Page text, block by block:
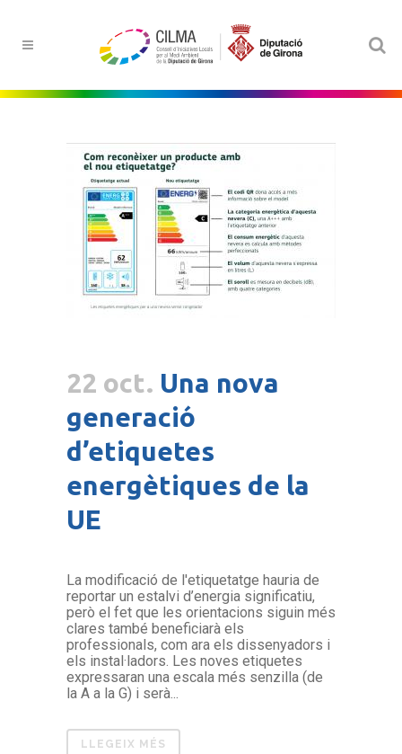
22 oct. Una nova
generació
d’etiquetes
energètiques de la
UE
La modificació de l'etiquetatge hauria de
reportar un estalvi d’energia significatiu,
però el fet que les orientacions siguin més
clares també beneficiarà els
professionals, com ara els dissenyadors i
els instal·ladors. Les noves etiquetes
expressaran una escala més senzilla (de
la A a la G) i serà...
LLEGEIX MÉS